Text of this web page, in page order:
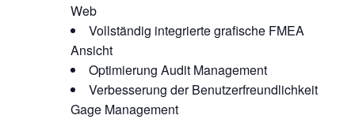
Web
Vollständig integrierte grafische FMEA
Ansicht
Optimierung Audit Management
Verbesserung der Benutzerfreundlichkeit
Gage Management